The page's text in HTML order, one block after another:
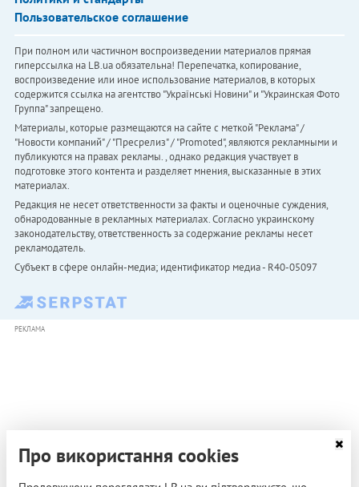
Пользовательское соглашение
При полном или частичном воспроизведении материалов прямая
гиперссылка на LB.ua обязательна! Перепечатка, копирование,
воспроизведение или иное использование материалов, в которых
содержится ссылка на агентство "Українськi Новини" и "Украинская Фото
Группа" запрещено.
Материалы, которые размещаются на сайте с меткой "Реклама" /
"Новости компаний" / "Пресрелиз" / "Promoted", являются рекламными и
публикуются на правах рекламы. , однако редакция участвует в
подготовке этого контента и разделяет мнения, высказанные в этих
материалах.
Редакция не несет ответственности за факты и оценочные суждения,
обнародованные в рекламных материалах. Согласно украинскому
законодательству, ответственность за содержание рекламы несет
рекламодатель.
Субъект в сфере онлайн-медиа; идентификатор медиа - R40-05097
РЕКЛАМА
Про використання cookies